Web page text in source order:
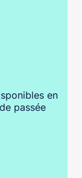
en
passée